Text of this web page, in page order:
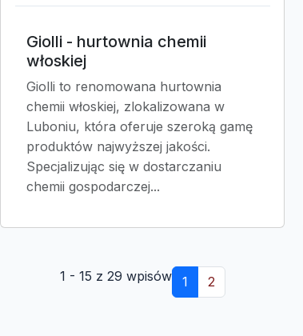
Giolli - hurtownia chemii
włoskiej
Giolli to renomowana hurtownia
chemii włoskiej, zlokalizowana w
Luboniu, która oferuje szeroką gamę
produktów najwyższej jakości.
Specjalizując się w dostarczaniu
chemii gospodarczej...
1 - 15 z 29 wpisów 1 2